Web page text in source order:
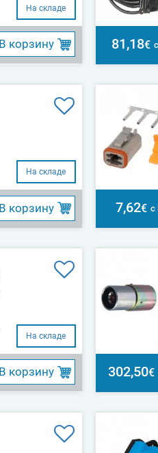
На складе
B корзину 81,18€
На складе
B корзину 7,62€ с
На складе
B корзину 302,50€